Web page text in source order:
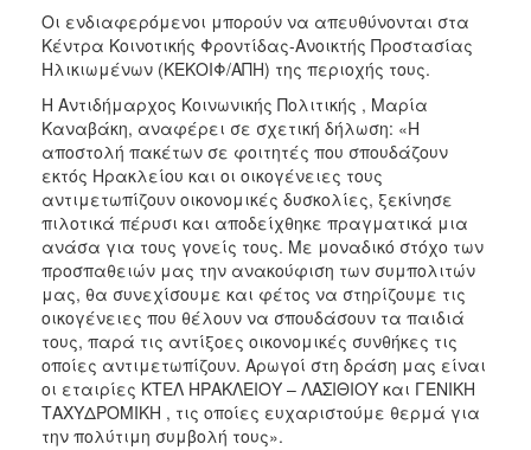
Οι ενδιαφερόμενοι μπορούν να απευθύνονται στα
Κέντρα Κοινοτικής Φροντίδας-Ανοικτής Προστασίας
Ηλικιωμένων (ΚΕΚΟΙΦ/ΑΠΗ) της περιοχής τους.
Η Αντιδήμαρχος Κοινωνικής Πολιτικής , Μαρία
Καναβάκη, αναφέρει σε σχετική δήλωση: «Η
αποστολή πακέτων σε φοιτητές που σπουδάζουν
εκτός Ηρακλείου και οι οικογένειες τους
αντιμετωπίζουν οικονομικές δυσκολίες, ξεκίνησε
πιλοτικά πέρυσι και αποδείχθηκε πραγματικά μια
ανάσα για τους γονείς τους. Με μοναδικό στόχο των
προσπαθειών μας την ανακούφιση των συμπολιτών
μας, θα συνεχίσουμε και φέτος να στηρίζουμε τις
οικογένειες που θέλουν να σπουδάσουν τα παιδιά
τους, παρά τις αντίξοες οικονομικές συνθήκες τις
οποίες αντιμετωπίζουν. Αρωγοί στη δράση μας είναι
οι εταιρίες ΚΤΕΛ ΗΡΑΚΛΕΙΟΥ – ΛΑΣΙΘΙΟΥ και ΓΕΝΙΚΗ
ΤΑΧΥΔΡΟΜΙΚΗ , τις οποίες ευχαριστούμε θερμά για
την πολύτιμη συμβολή τους».